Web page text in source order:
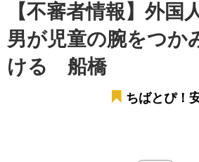
【不審者情報】外国
男が児童の腕をつか
ける 船橋
ちばとぴ！